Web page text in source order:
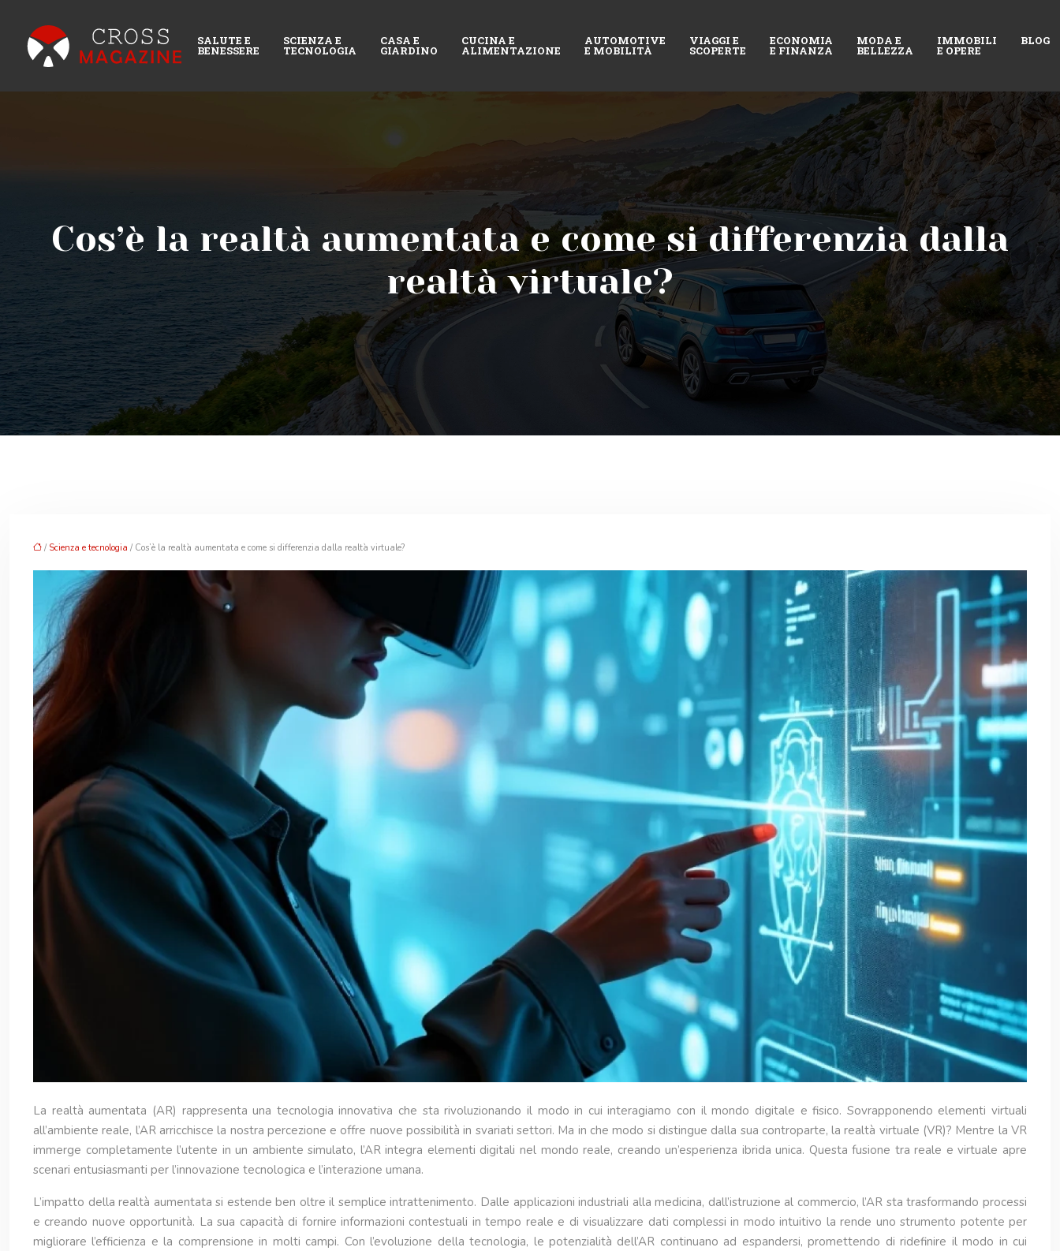
SALUTE E
BENESSERE
SCIENZA E
TECNOLOGIA
CASA E
GIARDINO
CUCINA E
ALIMENTAZIONE
AUTOMOTIVE
E MOBILITÀ
VIAGGI E
SCOPERTE
ECONOMIA
E FINANZA
MODA E
BELLEZZA
IMMOBILI
E OPERE
BLOG
Cos’è la realtà aumentata e come si differenzia dalla
realtà virtuale?
/ Scienza e tecnologia / Cos’è la realtà aumentata e come si differenzia dalla realtà virtuale?
La realtà aumentata (AR) rappresenta una tecnologia innovativa che sta rivoluzionando il modo in cui interagiamo con il mondo digitale e fisico. Sovrapponendo elementi virtuali
all’ambiente reale, l’AR arricchisce la nostra percezione e offre nuove possibilità in svariati settori. Ma in che modo si distingue dalla sua controparte, la realtà virtuale (VR)? Mentre la VR
immerge completamente l’utente in un ambiente simulato, l’AR integra elementi digitali nel mondo reale, creando un’esperienza ibrida unica. Questa fusione tra reale e virtuale apre
scenari entusiasmanti per l’innovazione tecnologica e l’interazione umana.
L’impatto della realtà aumentata si estende ben oltre il semplice intrattenimento. Dalle applicazioni industriali alla medicina, dall’istruzione al commercio, l’AR sta trasformando processi
e creando nuove opportunità. La sua capacità di fornire informazioni contestuali in tempo reale e di visualizzare dati complessi in modo intuitivo la rende uno strumento potente per
migliorare l’efficienza e la comprensione in molti campi. Con l’evoluzione della tecnologia, le potenzialità dell’AR continuano ad espandersi, promettendo di ridefinire il modo in cui